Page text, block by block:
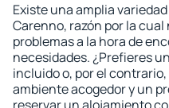
Existe una amplia
Carenno, razón por la
problemas a la hora de
necesidades. ¿Prefieres
incluido o, por el
ambiente acogedor y un